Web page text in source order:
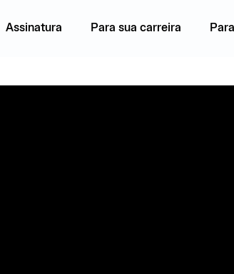
Assinatura Para sua carreira